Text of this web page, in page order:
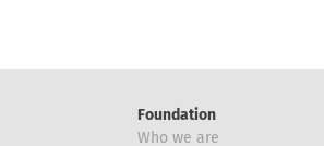
Foundation
Who we are